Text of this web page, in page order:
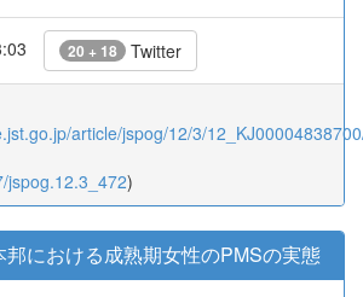
20 + 18 Twitter
article/jspog/12/3/
jspog.12.3_472)
邦における成熟期女性のPMSの実態